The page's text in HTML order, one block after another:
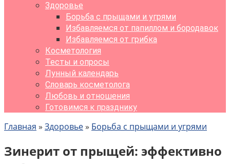
Здоровье
Борьба с прыщами и угрями
Избавляемся от папиллом и бородавок
Избавляемся от грибка
Косметология
Тесты и опросы
Лунный календарь
Словарь косметолога
Любовь и отношения
Готовимся к празднику
Главная » Здоровье» Борьба с прыщами и угрями
Зинерит от прыщей: эффективно